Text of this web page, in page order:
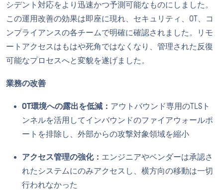
シデント対応をより迅速かつ予測可能なものにしました。
この運用改善の効果は即座に現れ、セキュリティ、OT、コ
ンプライアンスの各チームで明確に確認されました。リモ
ートアクセスはもはや死角ではなくなり、管理された反復
可能なプロセスへと変貌を遂げました。
業務の改善
OT環境への露出を低減： アウトバウンド専用のTLSト
ンネルを活用してインバウンドのファイアウォールポ
ートを排除し、外部からの攻撃対象領域を縮小
アクセス管理の強化： エンジニアやベンダーは承認さ
れたシステムにのみアクセスし、横方向の移動は一切
行われなかった